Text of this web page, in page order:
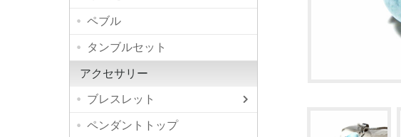
ペブル
タンブルセット
アクセサリー
ブレスレット
ペンダントトップ